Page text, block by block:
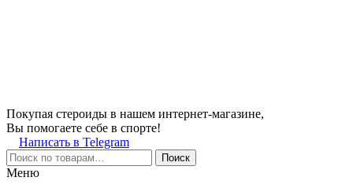
Покупая стероиды в нашем интернет-магазине,
Вы помогаете себе в спорте!
Написать в Telegram
Поиск
Меню